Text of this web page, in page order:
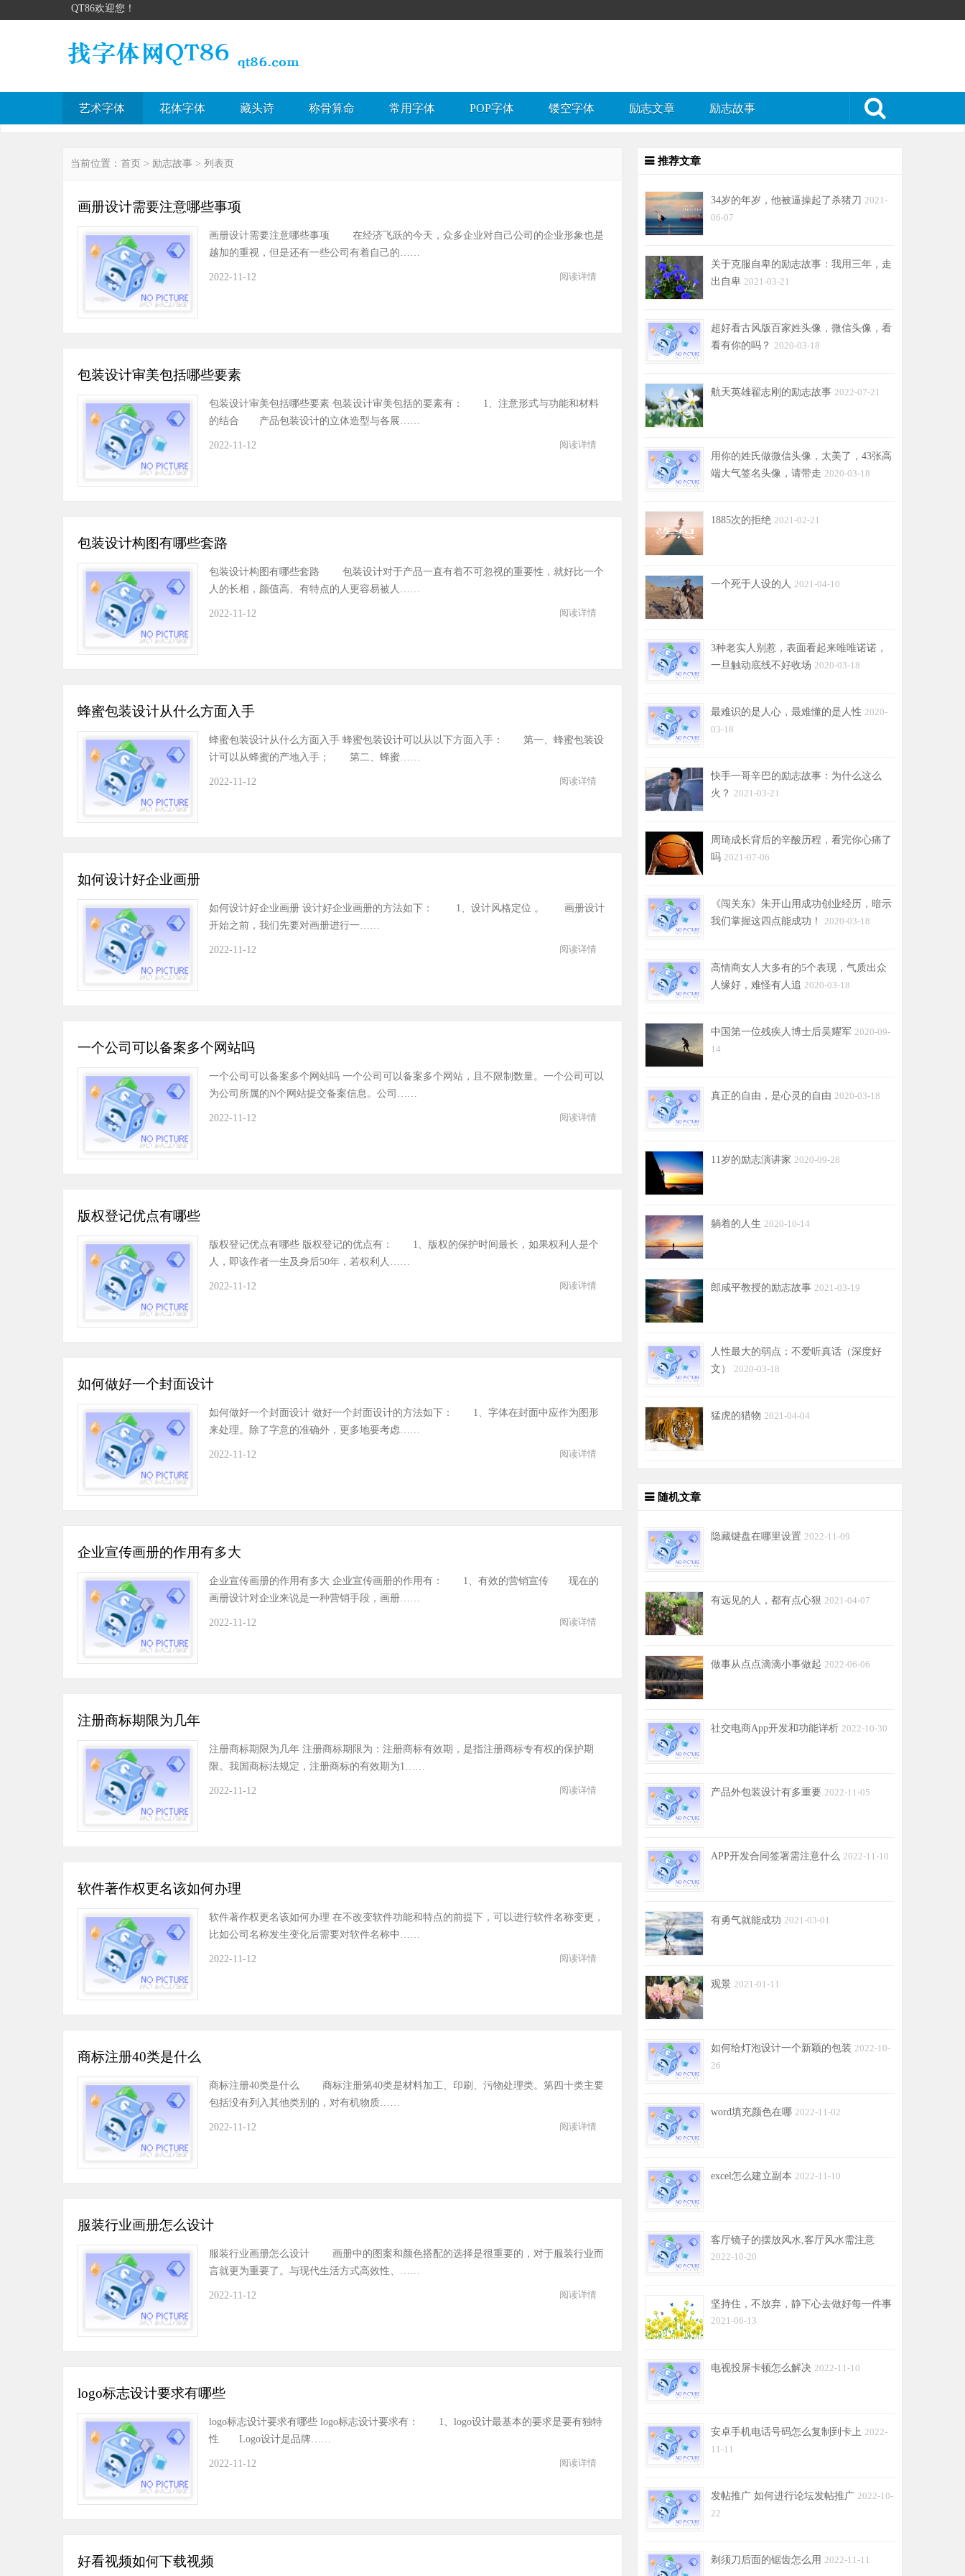
QT86欢迎您！
艺术字体 花体字体 藏头诗 称骨算命 常用字体 POP字体 镂空字体 励志文章 励志故事
当前位置： 首页 > 励志故事 > 列表页
画册设计需要注意哪些事项
画册设计需要注意哪些事项 在经济飞跃的今天，众多企业对自己公司的企业形象也是
越加的重视，但是还有一些公司有着自己的……
2022-11-12 阅读详情
包装设计审美包括哪些要素
包装设计审美包括哪些要素 包装设计审美包括的要素有： 1、注意形式与功能和材料
的结合 产品包装设计的立体造型与各展……
2022-11-12 阅读详情
包装设计构图有哪些套路
包装设计构图有哪些套路 包装设计对于产品一直有着不可忽视的重要性，就好比一个
人的长相，颜值高、有特点的人更容易被人……
2022-11-12 阅读详情
蜂蜜包装设计从什么方面入手
蜂蜜包装设计从什么方面入手 蜂蜜包装设计可以从以下方面入手： 第一、蜂蜜包装设
计可以从蜂蜜的产地入手； 第二、蜂蜜……
2022-11-12 阅读详情
如何设计好企业画册
如何设计好企业画册 设计好企业画册的方法如下： 1、设计风格定位 。 画册设计
开始之前，我们先要对画册进行一……
2022-11-12 阅读详情
一个公司可以备案多个网站吗
一个公司可以备案多个网站吗 一个公司可以备案多个网站，且不限制数量。一个公司可以
为公司所属的N个网站提交备案信息。公司……
2022-11-12 阅读详情
版权登记优点有哪些
版权登记优点有哪些 版权登记的优点有： 1、版权的保护时间最长，如果权利人是个
人，即该作者一生及身后50年，若权利人……
2022-11-12 阅读详情
如何做好一个封面设计
如何做好一个封面设计 做好一个封面设计的方法如下： 1、字体在封面中应作为图形
来处理。除了字意的准确外，更多地要考虑……
2022-11-12 阅读详情
企业宣传画册的作用有多大
企业宣传画册的作用有多大 企业宣传画册的作用有： 1、有效的营销宣传 现在的
画册设计对企业来说是一种营销手段，画册……
2022-11-12 阅读详情
注册商标期限为几年
注册商标期限为几年 注册商标期限为：注册商标有效期，是指注册商标专有权的保护期
限。我国商标法规定，注册商标的有效期为1……
2022-11-12 阅读详情
软件著作权更名该如何办理
软件著作权更名该如何办理 在不改变软件功能和特点的前提下，可以进行软件名称变更，
比如公司名称发生变化后需要对软件名称中……
2022-11-12 阅读详情
商标注册40类是什么
商标注册40类是什么 商标注册第40类是材料加工、印刷、污物处理类。第四十类主要
包括没有列入其他类别的，对有机物质……
2022-11-12 阅读详情
服装行业画册怎么设计
服装行业画册怎么设计 画册中的图案和颜色搭配的选择是很重要的，对于服装行业而
言就更为重要了。与现代生活方式高效性、……
2022-11-12 阅读详情
logo标志设计要求有哪些
logo标志设计要求有哪些 logo标志设计要求有： 1、logo设计最基本的要求是要有独特
性 Logo设计是品牌……
2022-11-12 阅读详情
好看视频如何下载视频
推荐文章
34岁的年岁，他被逼操起了杀猪刀 2021-
06-07
关于克服自卑的励志故事：我用三年，走
出自卑 2021-03-21
超好看古风版百家姓头像，微信头像，看
看有你的吗？ 2020-03-18
航天英雄翟志刚的励志故事 2022-07-21
用你的姓氏做微信头像，太美了，43张高
端大气签名头像，请带走 2020-03-18
1885次的拒绝 2021-02-21
一个死于人设的人 2021-04-10
3种老实人别惹，表面看起来唯唯诺诺，
一旦触动底线不好收场 2020-03-18
最难识的是人心，最难懂的是人性 2020-
03-18
快手一哥辛巴的励志故事：为什么这么
火？ 2021-03-21
周琦成长背后的辛酸历程，看完你心痛了
吗 2021-07-06
《闯关东》朱开山用成功创业经历，暗示
我们掌握这四点能成功！
2020-03-18
高情商女人大多有的5个表现，气质出众
人缘好，难怪有人追 2020-03-18
中国第一位残疾人博士后吴耀军 2020-09-
14
真正的自由，是心灵的自由 2020-03-18
11岁的励志演讲家 2020-09-28
躺着的人生 2020-10-14
郎咸平教授的励志故事 2021-03-19
人性最大的弱点：不爱听真话（深度好
文）
2020-03-18
猛虎的猎物 2021-04-04
随机文章
隐藏键盘在哪里设置 2022-11-09
有远见的人，都有点心狠 2021-04-07
做事从点点滴滴小事做起 2022-06-06
社交电商App开发和功能详析 2022-10-30
产品外包装设计有多重要 2022-11-05
APP开发合同签署需注意什么 2022-11-10
有勇气就能成功 2021-03-01
观景 2021-01-11
如何给灯泡设计一个新颖的包装 2022-10-
26
word填充颜色在哪 2022-11-02
excel怎么建立副本 2022-11-10
客厅镜子的摆放风水,客厅风水需注意
2022-10-20
坚持住，不放弃，静下心去做好每一件事
2021-06-13
电视投屏卡顿怎么解决 2022-11-10
安卓手机电话号码怎么复制到卡上 2022-
11-11
发帖推广 如何进行论坛发帖推广 2022-10-
22
剃须刀后面的锯齿怎么用 2022-11-11